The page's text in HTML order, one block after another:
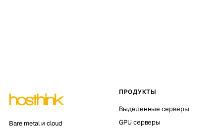
Bare metal и cloud
ПРОДУКТЫ
Выделенные серверы
GPU серверы